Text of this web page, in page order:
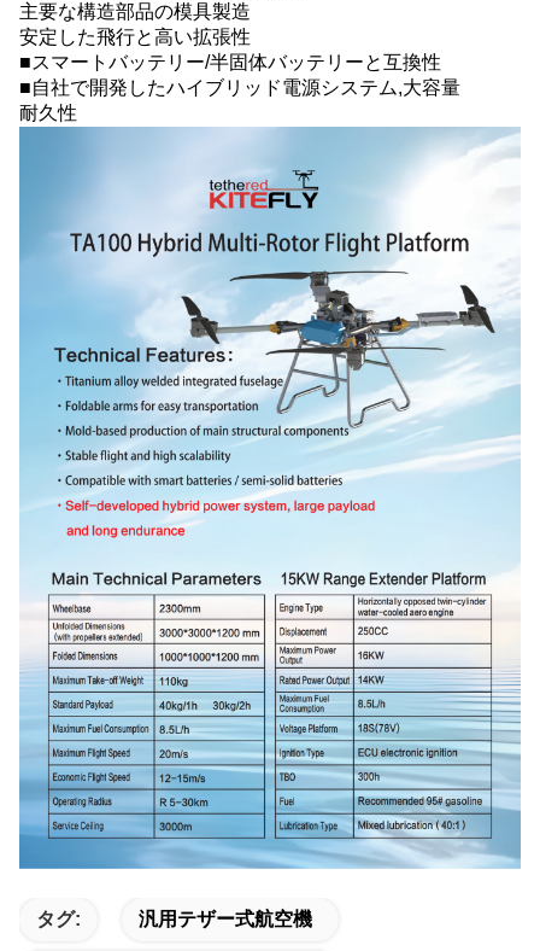
主要な構造部品の模具製造
安定した飛行と高い拡張性
■スマートバッテリー/半固体バッテリーと互換性
■自社で開発したハイブリッド電源システム,大容量
耐久性
タグ: 汎用テザー式航空機